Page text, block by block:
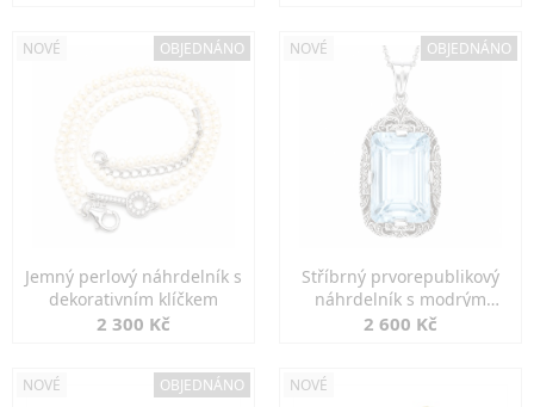
NOVÉ OBJEDNÁNO
Jemný perlový náhrdelník s
dekorativním klíčkem
2 300 Kč
NOVÉ OBJEDNÁNO
Stříbrný prvorepublikový
náhrdelník s modrým
spinelem
2 600 Kč
NOVÉ OBJEDNÁNO NOVÉ